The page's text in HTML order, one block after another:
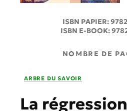
ISBN PAPIER:
ISBN E-BOOK:
NOMBRE DE
ARBRE DU SAVOIR
La